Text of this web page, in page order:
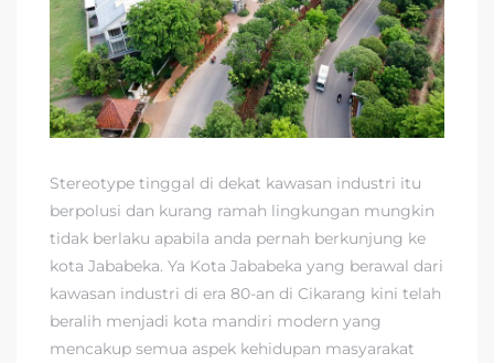
Stereotype tinggal di dekat kawasan industri itu
berpolusi dan kurang ramah lingkungan mungkin
tidak berlaku apabila anda pernah berkunjung ke
kota Jababeka. Ya Kota Jababeka yang berawal dari
kawasan industri di era 80-an di Cikarang kini telah
beralih menjadi kota mandiri modern yang
mencakup semua aspek kehidupan masyarakat